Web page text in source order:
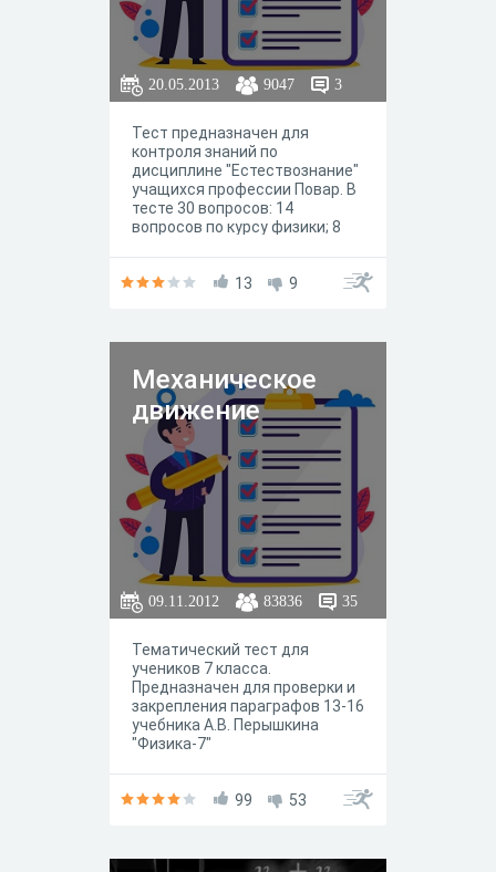
20.05.2013 9047 3
Тест предназначен для
контроля знаний по
дисциплине "Естествознание"
учащихся профессии Повар. В
тесте 30 вопросов: 14
вопросов по курсу физики; 8
13
9
Механическое
движение
09.11.2012 83836 35
Тематический тест для
учеников 7 класса.
Предназначен для проверки и
закрепления параграфов 13-16
учебника А.В. Перышкина
"Физика-7"
99 53